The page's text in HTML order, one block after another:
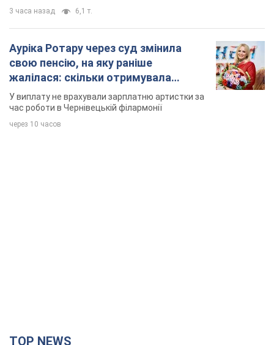
3 часа назад 6,1 т.
Ауріка Ротару через суд змінила
свою пенсію, на яку раніше
жалілася: скільки отримувала
співачка
У виплату не врахували зарплатню артистки за
час роботи в Чернівецькій філармонії
через 10 часов
TOP NEWS